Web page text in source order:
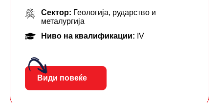
Сектор: Геологија, рударство и
металургија
Ниво на квалификации: IV
Види повеќе